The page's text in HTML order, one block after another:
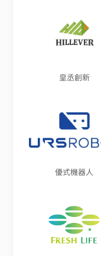
皇丞創新
優式機器人